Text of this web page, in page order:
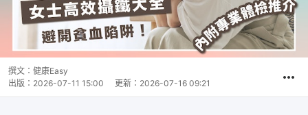
撰文： 健康Easy
出版： 2026-07-11 15:00 更新： 2026-07-16 09:21